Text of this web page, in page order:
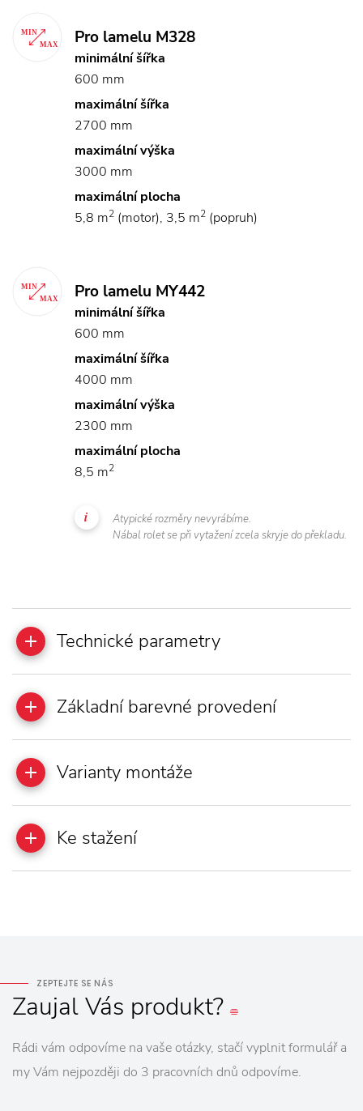
Pro lamelu M328
minimální šířka
600 mm
maximální šířka
2700 mm
maximální výška
3000 mm
maximální plocha
5,8 m2 (motor), 3,5 m2 (popruh)
Pro lamelu MY442
minimální šířka
600 mm
maximální šířka
4000 mm
maximální výška
2300 mm
maximální plocha
8,5 m2
Atypické rozměry nevyrábíme.
Nábal rolet se při vytažení zcela skryje do překladu.
Technické parametry
Základní barevné provedení
Varianty montáže
Ke stažení
ZEPTEJTE SE NÁS
ZaujalVás produkt?
Rádi vám odpovíme na vaše otázky, stačí vyplnit formulář a
my Vám nejpozději do 3 pracovních dnů odpovíme.